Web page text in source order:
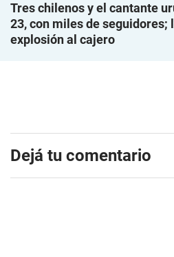
Tres chilenos y el cantante
23, con miles de seguidores;
explosión al cajero
Dejá tu comentario